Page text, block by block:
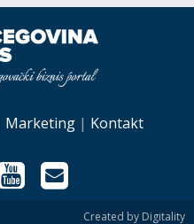
Marketing| Kontakt
Created by Digitality